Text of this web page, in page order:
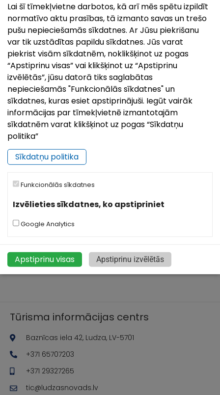
Interneta pieeja Ludzas novada TIC
Ludzas novada tūrisma informācijas centrā ir WiFi
Free zona un interneta kiosks, kuru var izmantot
jebkurš TIC apmeklētājs.
Tūrisma informācijas centrs
Baznīcas iela 42, Ludza, LV-5701
+371 65707203
+371 29327265
tic@ludzasnovads.lv
Lai šī tīmekļvietne darbotos, kā arī mēs spētu izpildīt
normatīvo aktu prasības, tā izmanto savas un trešo
pušu nepieciešamās sīkdatnes. Ar Jūsu piekrišanu
var tik uzstādītas papildu sīkdatnes. Jūs varat
piekrist visām sīkdatnēm, noklikšķinot uz pogas
“Apstiprinu visas” vai klikšķinot uz “Apstiprinu
izvēlētās”, jūsu datorā tiks saglabātas
nepieciešamās "Funkcionālās sīkdatnes" un
sīkdatnes, kuras esiet apstiprinājuši. Iegūt vairāk
informācijas par tīmekļvietnē izmantotajām
sīkdatnēm varat klikšķinot uz pogas “Sīkdatņu
politika”
Sīkdatņu politika
Funkcionālās sīkdatnes
Izvēlieties sīkdatnes, ko apstipriniet
Google Analytics
Apstiprinu visas Apstiprinu izvēlētās